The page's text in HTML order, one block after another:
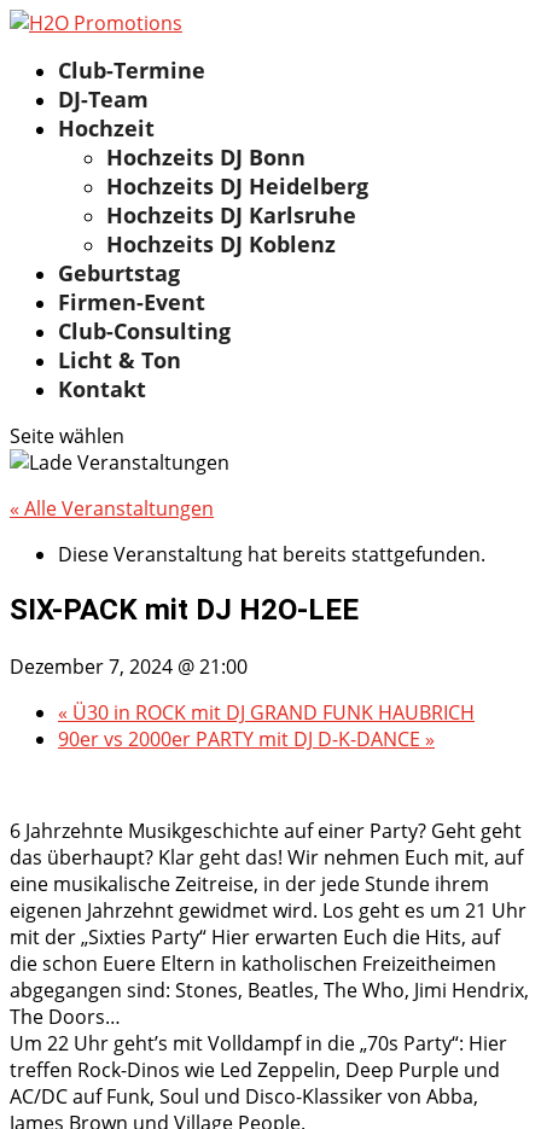
Club-Termine
DJ-Team
Hochzeit
Hochzeits DJ Bonn
Hochzeits DJ Heidelberg
Hochzeits DJ Karlsruhe
Hochzeits DJ Koblenz
Geburtstag
Firmen-Event
Club-Consulting
Licht & Ton
Kontakt
Seite wählen
« Alle Veranstaltungen
Diese Veranstaltung hat bereits stattgefunden.
SIX-PACK mit DJ H2O-LEE
Dezember 7, 2024 @ 21:00
« Ü30 in ROCK mit DJ GRAND FUNK HAUBRICH
90er vs 2000er PARTY mit DJ D-K-DANCE »
6 Jahrzehnte Musikgeschichte auf einer Party? Geht geht
das überhaupt? Klar geht das! Wir nehmen Euch mit, auf
eine musikalische Zeitreise, in der jede Stunde ihrem
eigenen Jahrzehnt gewidmet wird. Los geht es um 21 Uhr
mit der „Sixties Party“ Hier erwarten Euch die Hits, auf
die schon Euere Eltern in katholischen Freizeitheimen
abgegangen sind: Stones, Beatles, The Who, Jimi Hendrix,
The Doors…
Um 22 Uhr geht’s mit Volldampf in die „70s Party“: Hier
treffen Rock-Dinos wie Led Zeppelin, Deep Purple und
AC/DC auf Funk, Soul und Disco-Klassiker von Abba,
James Brown und Village People.